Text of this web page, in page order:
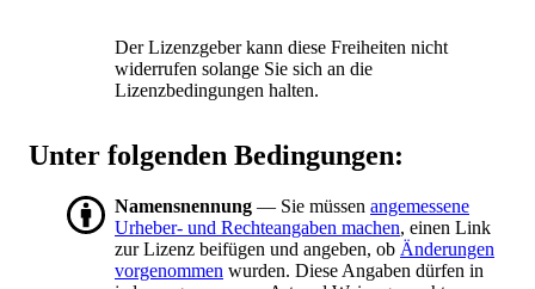
Der Lizenzgeber kann diese Freiheiten nicht
widerrufen solange Sie sich an die
Lizenzbedingungen halten.
Unter folgenden Bedingungen:
Namensnennung — Sie müssen angemessene
Urheber- und Rechteangaben machen, einen Link
zur Lizenz beifügen und angeben, ob Änderungen
vorgenommen wurden. Diese Angaben dürfen in